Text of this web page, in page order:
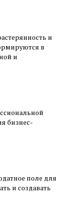
и
в
и
бизнес-
поле для
и создавать